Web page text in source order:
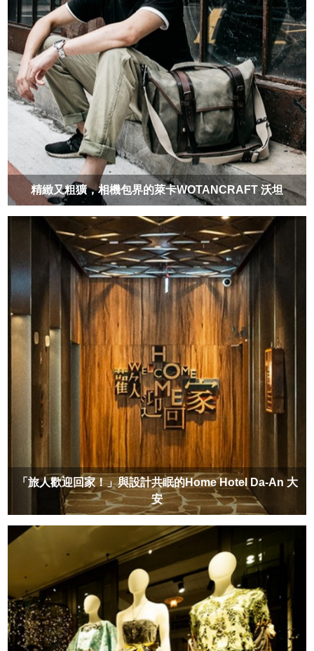
精緻又粗獷，相機包界的萊卡WOTANCRAFT 沃坦
「旅人歡迎回家！」與設計共眠的Home Hotel Da-An 大
安